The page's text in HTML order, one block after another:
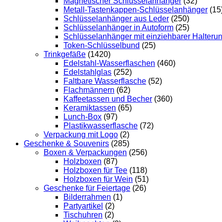
Metall-Tastenkappen-Schlüsselanhänger
Schlüsselanhänger aus Leder (250)
Schlüsselanhänger in Autoform (25)
Schlüsselanhänger mit einziehbarer
Token-Schlüsselbund (25)
Trinkgefäße (1420)
Edelstahl-Wasserflaschen (460)
Edelstahlglas (252)
Faltbare Wasserflasche (52)
Flachmännern (62)
Kaffeetassen und Becher (360)
Keramiktassen (65)
Lunch-Box (97)
Plastikwasserflasche (72)
Verpackung mit Logo (2)
Geschenke & Souvenirs (285)
Boxen & Verpackungen (256)
Holzboxen (87)
Holzboxen für Tee (118)
Holzboxen für Wein (51)
Geschenke für Feiertage (26)
Bilderrahmen (1)
Partyartikel (2)
Tischuhren (2)